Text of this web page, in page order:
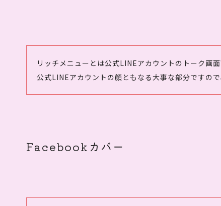
リッチメニューとは公式LINEアカウントのトーク画
公式LINEアカウントの顔ともなる大事な部分ですの
Facebookカバー